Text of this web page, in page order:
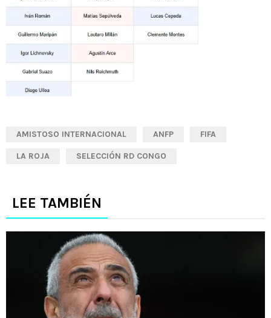
AMISTOSO INTERNACIONAL ANFP FIFA
LA ROJA SELECCIÓN RD CONGO
LEE TAMBIÉN